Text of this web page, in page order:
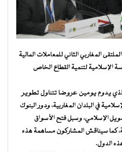
المغاربي الثاني للمعاملات المالية
الإسلامية لتنمية القطاع الخاص
الذي يدوم يومين عروضا تتناول تطوير
في البلدان المغاربية، ودور البنوك
الإسلامي، وسبل فتح الأسواق
كما سيناقش المشاركون مساهمة هذه
الدول.